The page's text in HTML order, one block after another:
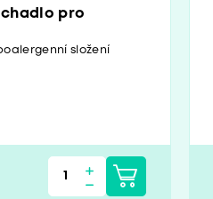
pro
složení